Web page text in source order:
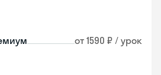
от 1590 ₽ / урок